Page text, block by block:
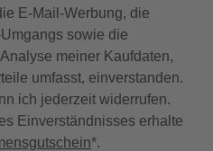
E-Mail-Werbung, die
sowie die
meiner Kaufdaten,
umfasst, einverstanden.
ich jederzeit widerrufen.
Einverständnisses erhalte
*.